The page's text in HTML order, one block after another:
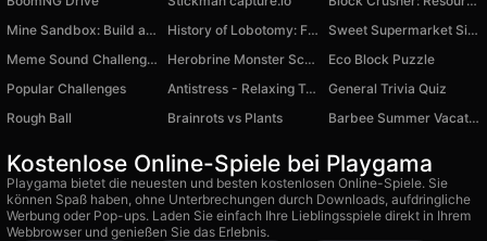
Mine Sandbox: Build and Blow Up
History of Lobotomy: Fire In The Hole
Sweet Supermarket Simulator
Meme Sound Challenge 3D
Herobrine Monster School
Eco Block Puzzle
Popular Challenges
Antistress - Relaxing Toys ASMR
General Trivia Quiz
Rough Ball
Brainrots vs Plants Barbee Summer Vacation
Kostenlose Online-Spiele bei Playgama
Playgama bietet die neuesten und besten kostenlosen Online-Spiele. Sie
können Spaß haben, ohne Unterbrechungen durch Downloads, aufdringliche
Werbung oder Pop-ups. Laden Sie einfach Ihre Lieblingsspiele direkt in Ihrem
Webbrowser und genießen Sie das Erlebnis.